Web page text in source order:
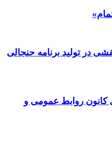
در تولید برنامه جنجالی
روابط عمومی و